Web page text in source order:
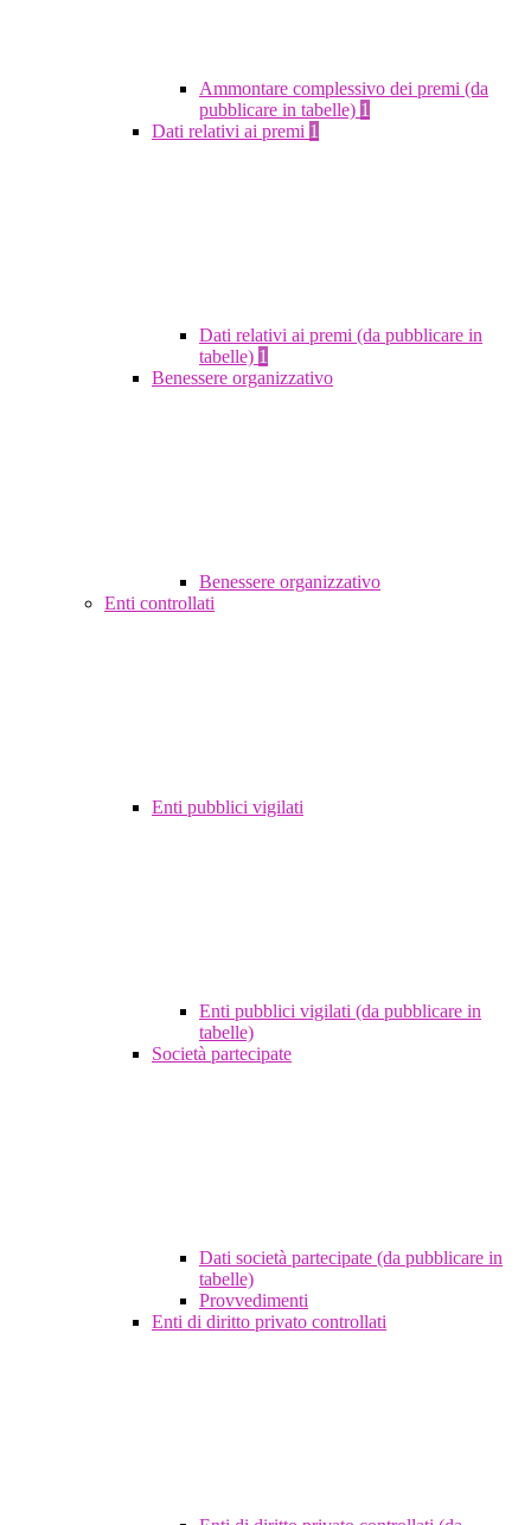
Ammontare complessivo dei premi (da
pubblicare in tabelle) 1
Dati relativi ai premi 1
Dati relativi ai premi (da pubblicare in
tabelle) 1
Benessere organizzativo
Benessere organizzativo
Enti controllati
Enti pubblici vigilati
Enti pubblici vigilati (da pubblicare in
tabelle)
Società partecipate
Dati società partecipate (da pubblicare in
tabelle)
Provvedimenti
Enti di diritto privato controllati